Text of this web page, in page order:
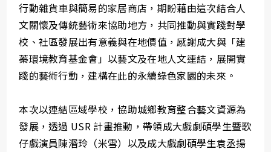
行動雜貨車與簡易的家居商店，期盼藉由這次結合人
文關懷及傳統藝術來協助地方，共同推動與實踐對學
校、社區發展出有意義與在地價值，感謝成大與「建
蓁環境教育基金會」以藝文及在地人文連結，展開實
踐的藝術行動，建構在此的永續綠色家園的未來。
本次以連結區域學校，協助城鄉教育整合藝文資源為
發展，透過 USR 計畫推動，帶領成大戲劇碩學生暨歌
仔戲演員陳湣玲（米雪）以及成大戲劇碩學生袁丞揚